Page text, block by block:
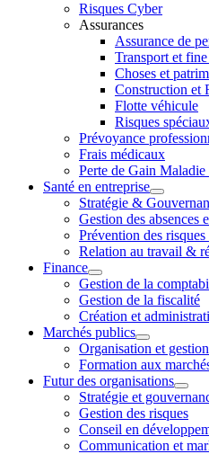
Risques Cyber
Assurances
Assurance de
Transport et
Choses et
Construction et
Flotte véhicule
Risques
Prévoyance
Frais médicaux
Perte de Gain Maladie
Santé en entreprise
Stratégie &
Gestion des absences
Prévention des
Relation au travail &
Finance
Gestion de la
Gestion de la fiscalité
Création et
Marchés publics
Organisation et
Formation aux
Futur des organisations
Stratégie et
Gestion des risques
Conseil en
Communication et